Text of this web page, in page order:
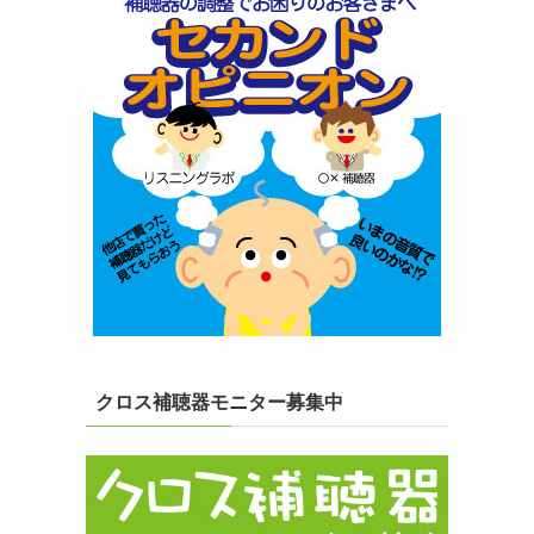
クロス補聴器モニター募集中